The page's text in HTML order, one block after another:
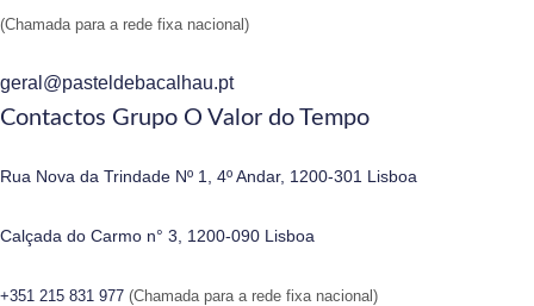
(Chamada para a rede fixa nacional)
geral@pasteldebacalhau.pt
Contactos Grupo O Valor do Tempo
Rua Nova da Trindade Nº 1, 4º Andar, 1200-301 Lisboa
Calçada do Carmo n° 3, 1200-090 Lisboa
+351 215 831 977 (Chamada para a rede fixa nacional)